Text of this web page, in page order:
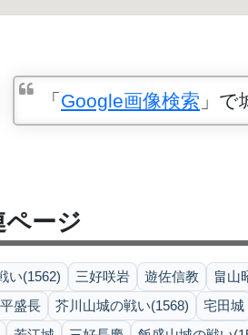
「 Google画像検索 」で
ページ
い(1562) 三好咲岩 遊佐信教
畠山
平盛長 芥川山城の戦い(1568)
宅田城